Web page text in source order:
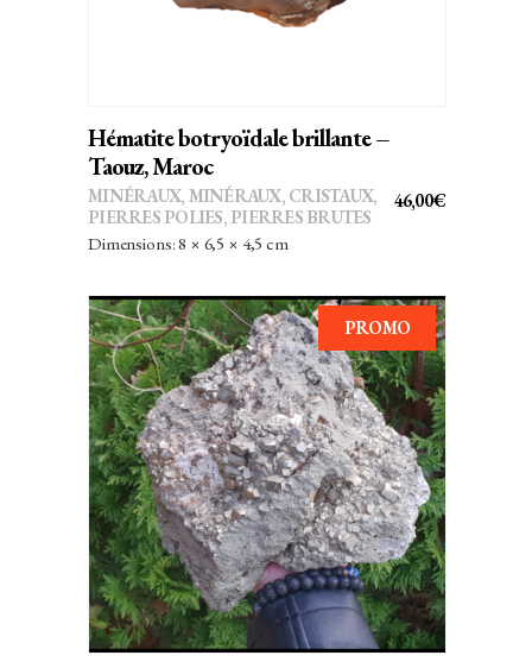
Hématite botryoïdale brillante –
Taouz, Maroc
46,00€
MINÉRAUX, MINÉRAUX, CRISTAUX,
PIERRES POLIES, PIERRES BRUTES
Dimensions: 8 × 6,5 × 4,5 cm
PROMO
AJOUTER AU PANIER